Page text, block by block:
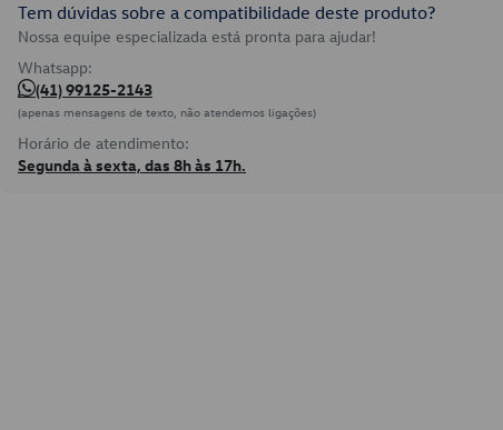
Tem dúvidas sobre a compatibilidade deste produto?
Nossa equipe especializada está pronta para ajudar!
Whatsapp:
(41) 99125-2143
(apenas mensagens de texto, não atendemos ligações)
Horário de atendimento:
Segunda à sexta, das 8h às 17h.